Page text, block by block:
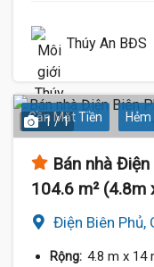
Thúy An BĐS
Gần Mặt Tiền
1 / 1
Bán nhà
104.6 m² (4.8m
Điện Biên Phủ,
Rộng: 4.8 m x 14